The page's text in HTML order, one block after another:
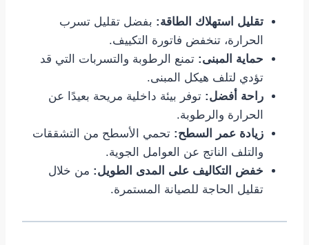
تقليل استهلاك الطاقة: بفضل تقليل تسرب
الحرارة، تنخفض فاتورة التكييف.
حماية المبنى: تمنع الرطوبة والتسربات التي قد
تؤدي لتلف هيكل المبنى.
راحة أفضل: توفر بيئة داخلية مريحة بعيدًا عن
الحرارة والرطوبة.
زيادة عمر السطح: تحمي الأسطح من التشققات
والتلف الناتج عن العوامل الجوية.
خفض التكاليف على المدى الطويل: من خلال
تقليل الحاجة للصيانة المستمرة.